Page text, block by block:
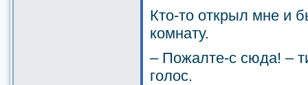
Кто-то открыл мне и
комнату.
– Пожалте-с сюда! –
голос.